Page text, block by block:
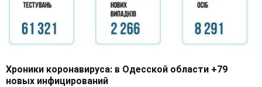
Хроники коронавируса: в Одесской области +79
новых инфицирований